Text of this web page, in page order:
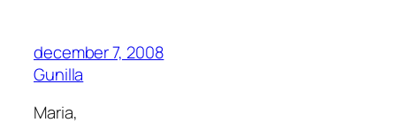
december 7, 2008
Gunilla
Maria,